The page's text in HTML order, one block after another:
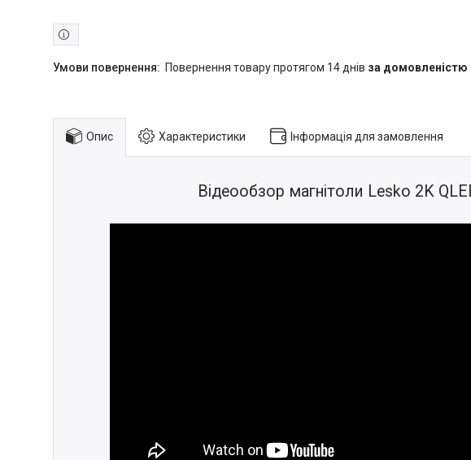
повернення товару протягом 14 днів за домовленістю
Опис Характеристики Інформація для замовлення
Відеообзор магнітоли Lesko 2K